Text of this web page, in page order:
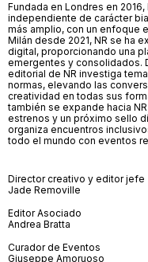
Fundada en Londres en
independiente de carácter
más amplio, con un enfoque
Milán desde 2021, NR se ha
digital, proporcionando una
emergentes y consolidados.
editorial de NR investiga
normas, elevando las
creatividad en todas sus
también se expande hacia
estrenos y un próximo sello
organiza encuentros
todo el mundo con eventos
Director creativo y editor jefe
Jade Removille
Editor Asociado
Andrea Bratta
Curador de Eventos
Giuseppe Amoruoso